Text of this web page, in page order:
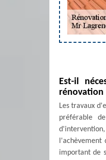
Est-il
Les travaux
préférable
l'achèvement
important de